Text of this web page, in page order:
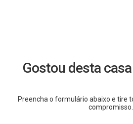
Gostou desta
Preencha o formulário abaixo e tire
compromisso.